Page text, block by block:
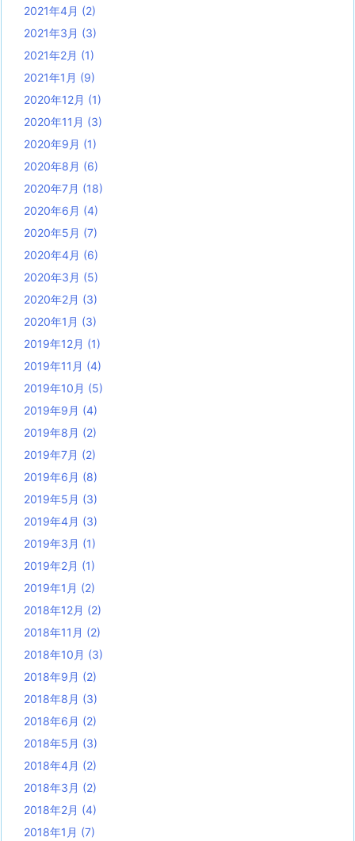
2021年4月 (2)
2021年3月 (3)
2021年2月 (1)
2021年1月 (9)
2020年12月 (1)
2020年11月 (3)
2020年9月 (1)
2020年8月 (6)
2020年7月 (18)
2020年6月 (4)
2020年5月 (7)
2020年4月 (6)
2020年3月 (5)
2020年2月 (3)
2020年1月 (3)
2019年12月 (1)
2019年11月 (4)
2019年10月 (5)
2019年9月 (4)
2019年8月 (2)
2019年7月 (2)
2019年6月 (8)
2019年5月 (3)
2019年4月 (3)
2019年3月 (1)
2019年2月 (1)
2019年1月 (2)
2018年12月 (2)
2018年11月 (2)
2018年10月 (3)
2018年9月 (2)
2018年8月 (3)
2018年6月 (2)
2018年5月 (3)
2018年4月 (2)
2018年3月 (2)
2018年2月 (4)
2018年1月 (7)